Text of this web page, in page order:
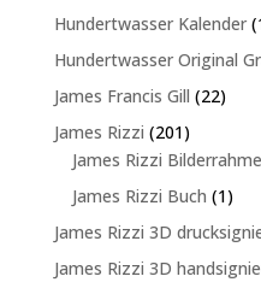
Hundertwasser Kalender
Hundertwasser Original
James Francis Gill 2222
James Rizzi 201201
Produkte
James Rizzi
James Rizzi Buch 11
James Rizzi 3D
James Rizzi 3D